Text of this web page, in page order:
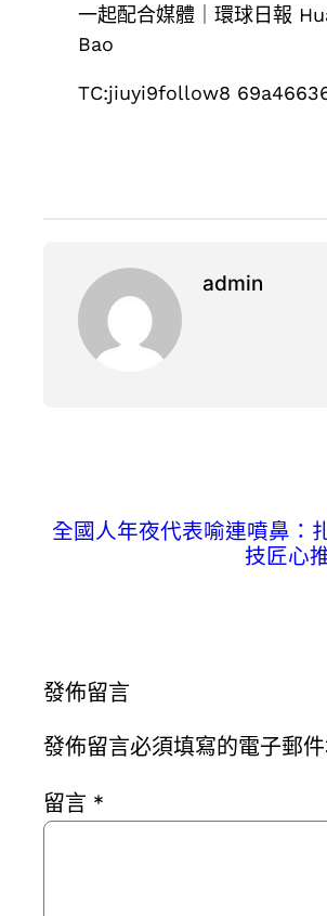
一起配合媒體｜環球日報
Bao
TC:jiuyi9follow8
admin
全國人年夜代表喻連噴鼻：
技匠心
發佈留言
發佈留言必須填寫的電子郵
留言 *